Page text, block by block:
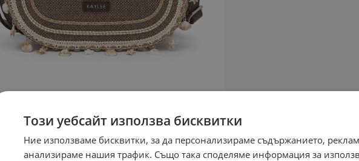
Този уебсайт използва бисквитки
Ние използваме бисквитки, за да персонализираме съдържанието,
анализираме нашия трафик. Също така споделяме информация за